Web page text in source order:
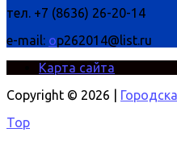
тел. +7 (8636) 26-20-14
e-mail: op262014@list.ru
Карта сайта
Copyright © 2026 |
Top